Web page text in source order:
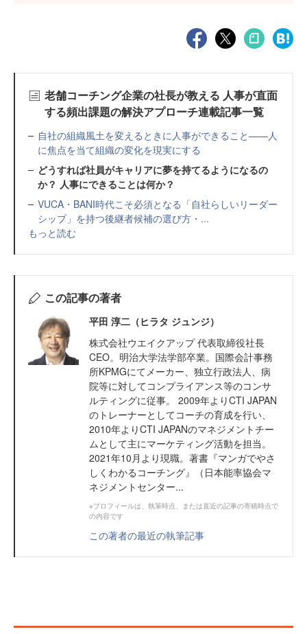
老舗コーチング企業の社長が教える 人事が直面
する頻出課題の解決アプローチ連載記事一覧
自社の組織風土を変えるときに人事ができること——人
に焦点を当て組織の変化を現実にする
どうすれば社員がキャリアに夢を持てるようになるの
か？ 人事にできることは何か？
VUCA・BANI時代こそ必須となる「自社らしいリーダー
シップ」を持つ後継者候補の選び方・...
もっと読む
この記事の著者
平田 淳二（ヒラタ ジュンジ）
株式会社ウエイクアップ 代表取締役社長
CEO。明治大学法学部卒業。国際会計事務
所KPMGにてメーカー、独立行政法人、病
院等に対してコンプライアンス等のコンサ
ルティングに従事。 2009年よりCTI JAPAN
のトレーナーとしてコーチの育成を行い、
2010年よりCTI JAPANのマネジメントチー
ムとして主にマーケティング活動を担当。
2021年10月より現職。著書『マンガでやさ
しくわかるコーチング』（日本能率協会マ
ネジメントセンター...
※プロフィールは、執筆時点、または直近の記事の寄稿時点で
の内容です
この著者の最近の執筆記事